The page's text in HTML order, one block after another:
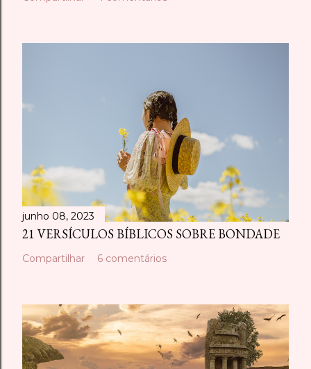
junho 08, 2023
21 VERSÍCULOS BÍBLICOS SOBRE BONDADE
Compartilhar 6 comentários